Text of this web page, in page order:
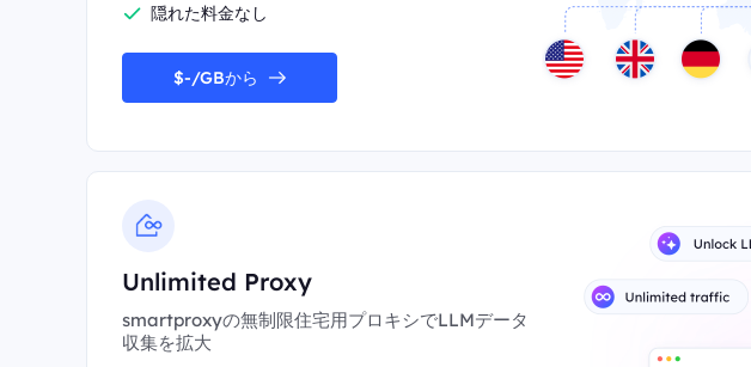
隠れた料金なし
$-/GBから
Unlimited Proxy
smartproxyの無制限住宅用プロキシでLLMデータ
収集を拡大